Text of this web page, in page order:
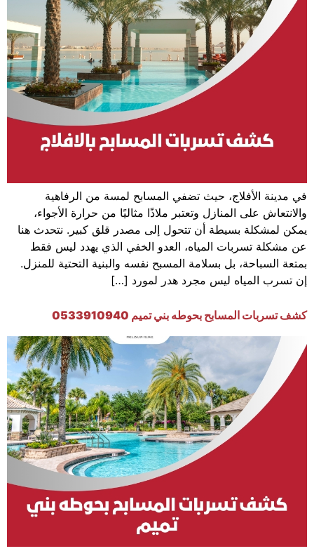
في مدينة الأفلاج، حيث تضفي المسابح لمسة من الرفاهية
والانتعاش على المنازل وتعتبر ملاذًا مثاليًا من حرارة الأجواء،
يمكن لمشكلة بسيطة أن تتحول إلى مصدر قلق كبير. نتحدث هنا
عن مشكلة تسربات المياه، العدو الخفي الذي يهدد ليس فقط
بمتعة السباحة، بل بسلامة المسبح نفسه والبنية التحتية للمنزل.
إن تسرب المياه ليس مجرد هدر لمورد […]
كشف تسربات المسابح بحوطه بني تميم 0533910940